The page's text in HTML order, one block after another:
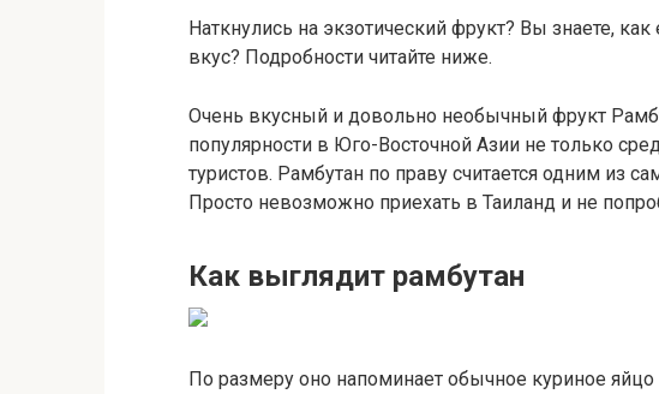
Наткнулись на экзотический фрукт? Вы знаете,
вкус? Подробности читайте ниже.
Очень вкусный и довольно необычный фрукт
популярности в Юго-Восточной Азии не только
туристов. Рамбутан по праву считается одним из
Просто невозможно приехать в Таиланд и не
Как выглядит рамбутан
По размеру оно напоминает обычное куриное